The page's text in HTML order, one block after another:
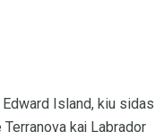
Island, kiu sidas
kaj Labrador